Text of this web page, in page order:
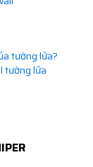
tường lửa?
tường lửa